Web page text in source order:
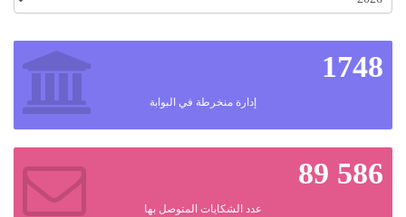
إحصائيات
أرقام الشكايات
Français
العربية
1748
إدارة منخرطة في البوابة
89 586
عدد الشكايات المتوصل بها